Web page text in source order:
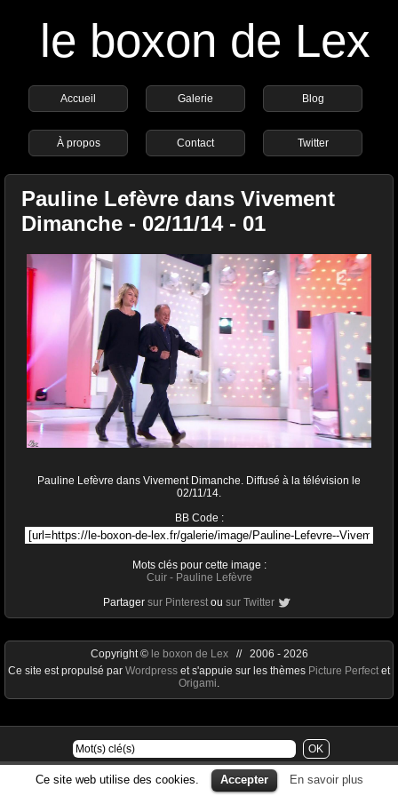
le boxon de Lex
Accueil Galerie Blog
À propos Contact Twitter
Pauline Lefèvre dans Vivement
Dimanche - 02/11/14 - 01
Pauline Lefèvre dans Vivement Dimanche. Diffusé à la télévision le
02/11/14.
BB Code :
Mots clés pour cette image :
Cuir- Pauline Lefèvre
Partager sur Pinterest ou sur Twitter
Ce site web utilise des cookies. Accepter En savoir plus
Copyright © le boxon de Lex// 2006 - 2026
Ce site est propulsé par Wordpress et s'appuie sur les thèmes Picture Perfect et
Origami.